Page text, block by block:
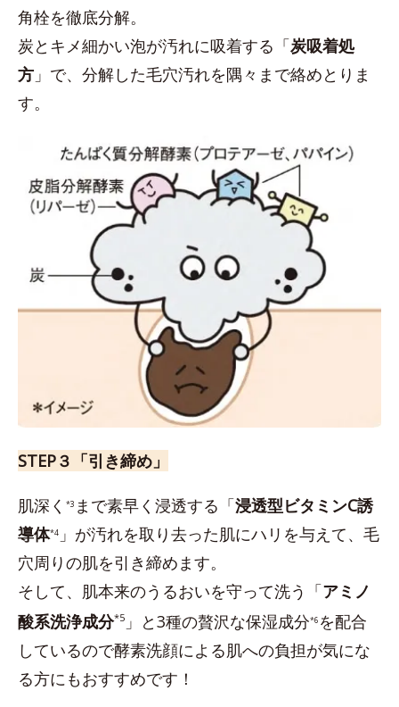
角栓を徹底分解。
炭とキメ細かい泡が汚れに吸着する「炭吸着処
方 」で、分解した毛穴汚れを隅々まで絡めとりま
す。
STEP３「引き締め」
肌深く *3 まで素早く浸透する「浸透型ビタミンC誘
導体*4 」が汚れを取り去った肌にハリを与えて、毛
穴周りの肌を引き締めます。
そして、肌本来のうるおいを守って洗う「アミノ
酸系洗浄成分*5 」と3種の贅沢な保湿成分*6 を配合
しているので酵素洗顔による肌への負担が気にな
る方にもおすすめです！